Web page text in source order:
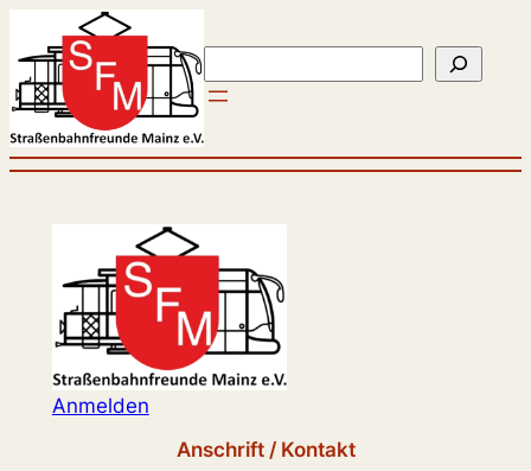
Inhalt
springen
Anmelden
Anschrift / Kontakt